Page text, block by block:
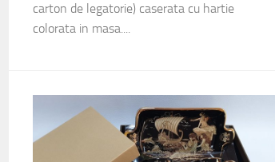
carton de legatorie) caserata cu hartie
colorata in masa....